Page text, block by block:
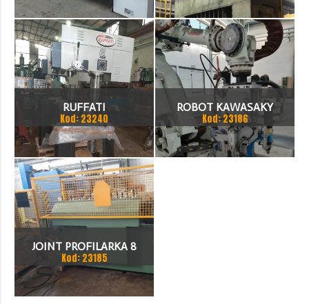
2000
RUFFATI
Kod: 23240
ROBOT KAWASAKY
Kod: 23186
JOINT PROFILARKA 8
STACJI
Kod: 23185